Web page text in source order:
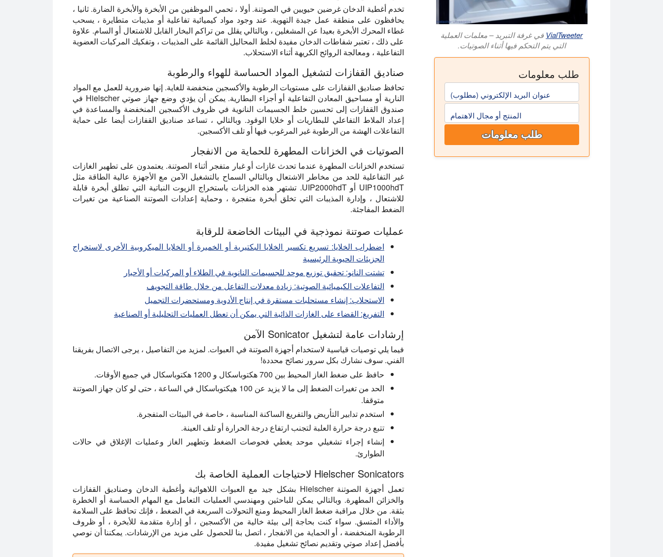
تخدم أغطية الدخان غرضين حيويين في الصوتنة. أولا ، تحمي الموظفين من الأبخرة والأبخرة الضارة. ثانيا ،
يحافظون على منطقة عمل جيدة التهوية. عند وجود مواد كيميائية تفاعلية أو مذيبات متطايرة ، يسحب
غطاء المحرك الأبخرة بعيدا عن المشغلين ، وبالتالي يقلل من تراكم البخار القابل للاشتعال أو السام. علاوة
على ذلك ، تعتبر شفاطات الدخان مفيدة لخلط المحاليل القائمة على المذيبات ، وتفكيك المركبات العضوية
التفاعلية ، ومعالجة الروائح الكريهة أثناء الاستحلاب.
صناديق القفازات لتشغيل المواد الحساسة للهواء والرطوبة
تحافظ صناديق القفازات على مستويات الرطوبة والأكسجين منخفضة للغاية. إنها ضرورية للعمل مع المواد
النارية أو مساحيق المعادن التفاعلية أو أجزاء البطارية. يمكن أن يؤدي وضع جهاز صوتي Hielscher في
صندوق القفازات إلى تحسين خلط الجسيمات النانوية في ظروف الأكسجين المنخفضة والمساعدة في
إعداد الملاط التفاعلي للبطاريات أو خلايا الوقود. وبالتالي ، تساعد صناديق القفازات أيضا على حماية
التفاعلات الهشة من الرطوبة غير المرغوب فيها أو تلف الأكسجين.
الصوتيات في الخزانات المطهرة للحماية من الانفجار
تستخدم الخزانات المطهرة عندما تحدث غازات أو غبار متفجر أثناء الصوتنة. يعتمدون على تطهير الغازات
غير التفاعلية للحد من مخاطر الاشتعال وبالتالي السماح بالتشغيل الآمن مع الأجهزة عالية الطاقة مثل
UIP1000hdT أو UIP2000hdT. تشتهر هذه الخزانات باستخراج الزيوت النباتية التي تطلق أبخرة قابلة
للاشتعال ، وإدارة المذيبات التي تخلق أبخرة متفجرة ، وحماية إعدادات الصوتنة الصناعية من تغيرات
الضغط المفاجئة.
VialTweeter في غرفة التبريد – معلمات العملية
التي يتم التحكم فيها أثناء الصوتيات.
طلب معلومات
عنوان البريد الإلكتروني (مطلوب)
المنتج أو مجال الاهتمام
طلب معلومات
عمليات صوتنة نموذجية في البيئات الخاضعة للرقابة
اضطراب الخلايا: تسريع تكسير الخلايا البكتيرية أو الخميرة أو الخلايا الميكروبية الأخرى لاستخراج
الجزيئات الحيوية الرئيسية
تشتت النانو: تحقيق توزيع موحد للجسيمات النانوية في الطلاء أو المركبات أو الأحبار
التفاعلات الكيميائية الصوتية: زيادة معدلات التفاعل من خلال طاقة التجويف
الاستحلاب: إنشاء مستحلبات مستقرة في إنتاج الأدوية ومستحضرات التجميل
التفريغ: القضاء على الغازات الذائبة التي يمكن أن تعطل العمليات التحليلية أو الصناعية
إرشادات عامة لتشغيل Sonicator الآمن
فيما يلي توصيات قياسية لاستخدام أجهزة الصوتنة في العبوات. لمزيد من التفاصيل ، يرجى الاتصال بفريقنا
الفني. سوف نشارك بكل سرور نصائح محددة!
حافظ على ضغط الغاز المحيط بين 700 هكتوباسكال و 1200 هكتوباسكال في جميع الأوقات.
الحد من تغيرات الضغط إلى ما لا يزيد عن 100 هيكتوباسكال في الساعة ، حتى لو كان جهاز الصوتنة
متوقفا.
استخدم تدابير التأريض والتفريغ الساكنة المناسبة ، خاصة في البيئات المتفجرة.
تتبع درجة حرارة العلبة لتجنب ارتفاع درجة الحرارة أو تلف العينة.
إنشاء إجراء تشغيلي موحد يغطي فحوصات الضغط وتطهير الغاز وعمليات الإغلاق في حالات
الطوارئ.
Hielscher Sonicators لاحتياجات العملية الخاصة بك
تعمل أجهزة الصوتنة Hielscher بشكل جيد مع العبوات اللاهوائية وأغطية الدخان وصناديق القفازات
والخزائن المطهرة. وبالتالي يمكن للباحثين ومهندسي العمليات التعامل مع المهام الحساسة أو الخطرة
بثقة. من خلال مراقبة ضغط الغاز المحيط ومنع التحولات السريعة في الضغط ، فإنك تحافظ على السلامة
والأداء المتسق. سواء كنت بحاجة إلى بيئة خالية من الأكسجين ، أو إدارة متقدمة للأبخرة ، أو ظروف
الرطوبة المنخفضة ، أو الحماية من الانفجار ، اتصل بنا للحصول على مزيد من الإرشادات. يمكننا أن نوصي
بأفضل إعداد صوتي وتقديم نصائح تشغيل مفيدة.